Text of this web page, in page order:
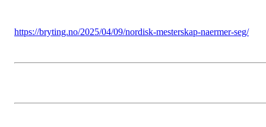
https://bryting.no/2025/04/09/nordisk-mesterskap-naermer-seg/